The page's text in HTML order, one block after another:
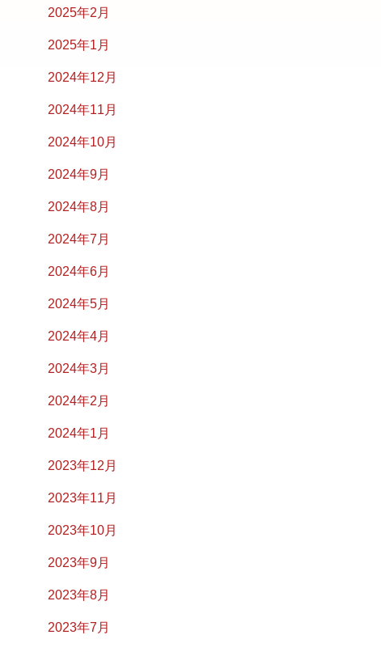
2025年2月
2025年1月
2024年12月
2024年11月
2024年10月
2024年9月
2024年8月
2024年7月
2024年6月
2024年5月
2024年4月
2024年3月
2024年2月
2024年1月
2023年12月
2023年11月
2023年10月
2023年9月
2023年8月
2023年7月